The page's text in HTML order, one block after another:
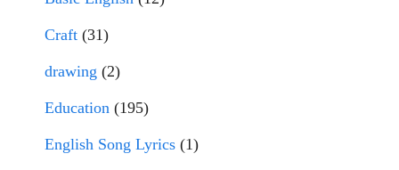
Craft (31)
drawing (2)
Education (195)
English Song Lyrics (1)